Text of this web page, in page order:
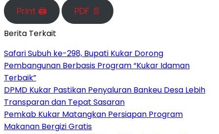
Print 🖨 PDF 📄
Berita Terkait
Safari Subuh ke-298, Bupati Kukar Dorong
Pembangunan Berbasis Program “Kukar Idaman
Terbaik”
DPMD Kukar Pastikan Penyaluran Bankeu Desa Lebih
Transparan dan Tepat Sasaran
Pemkab Kukar Matangkan Persiapan Program
Makanan Bergizi Gratis